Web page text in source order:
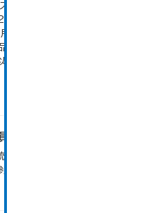
。各年12月31日現在
～)。 平成23年のみ事
1日現在。 大仙市の統計
出荷額等の推移」のデー
の数値は合併前市町村
数
計「14-6 中学校別学級
しています。